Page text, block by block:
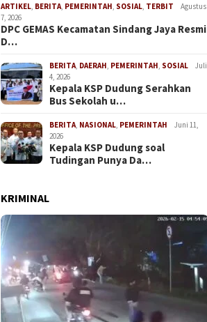
ARTIKEL BERITA PEMERINTAH SOSIAL TERBIT
Agustus
7, 2026
DPC GEMAS Kecamatan Sindang Jaya Resmi
D…
BERITA DAERAH PEMERINTAH SOSIAL
Juli
4, 2026
Kepala KSP Dudung Serahkan
Bus Sekolah u…
BERITA NASIONAL PEMERINTAH
Juni 11,
2026
Kepala KSP Dudung soal
Tudingan Punya Da…
KRIMINAL